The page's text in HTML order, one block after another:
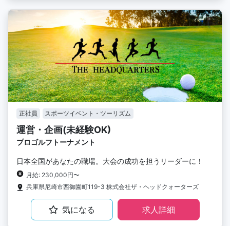
正社員 スポーツイベント・ツーリズム
運営・企画(未経験OK)
プロゴルフトーナメント
日本全国があなたの職場。大会の成功を担うリーダーに！
月給: 230,000円〜
兵庫県尼崎市西御園町119-3 株式会社ザ・ヘッドクォーターズ
気になる 求人詳細